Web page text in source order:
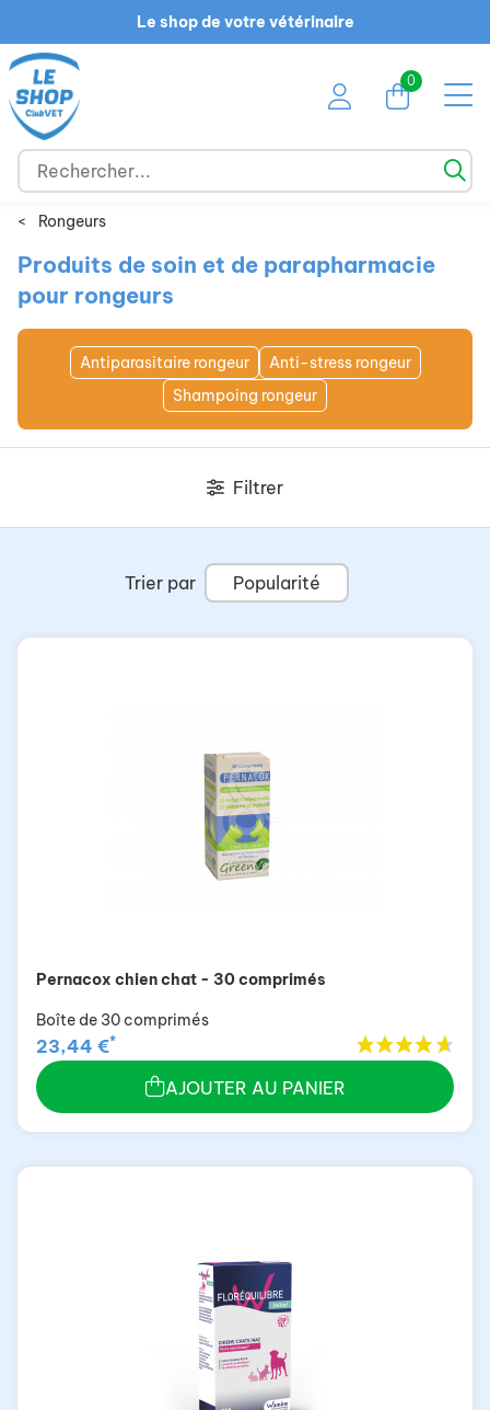
Le shop de votre vétérinaire
0
< Rongeurs
Produits de soin et de parapharmacie
pour rongeurs
Antiparasitaire rongeur
Anti-stress rongeur
Shampoing rongeur
Filtrer
Trier par Popularité
Pernacox chien chat - 30 comprimés
Boîte de 30 comprimés
23,44 €*
AJOUTER AU PANIER